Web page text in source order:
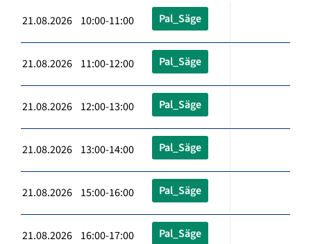
21.08.2026 10:00-11:00 Pal_Säge
21.08.2026 11:00-12:00 Pal_Säge
21.08.2026 12:00-13:00 Pal_Säge
21.08.2026 13:00-14:00 Pal_Säge
21.08.2026 15:00-16:00 Pal_Säge
21.08.2026 16:00-17:00 Pal_Säge